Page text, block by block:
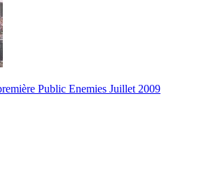
Public Enemies Juillet 2009